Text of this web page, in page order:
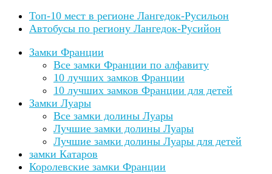
Топ-10 мест в регионе Лангедок-Русильон
Автобусы по региону Лангедок-Русийон
Замки Франции
Все замки Франции по алфавиту
10 лучших замков Франции
10 лучших замков Франции для детей
Замки Луары
Все замки долины Луары
Лучшие замки долины Луары
Лучшие замки долины Луары для детей
замки Катаров
Королевские замки Франции